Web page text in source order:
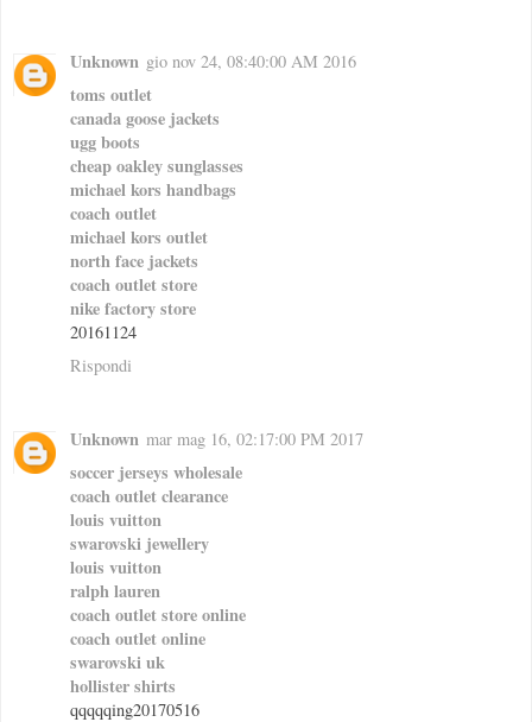
Unknown gio nov 24, 08:40:00 AM 2016
toms outlet
canada goose jackets
ugg boots
cheap oakley sunglasses
michael kors handbags
coach outlet
michael kors outlet
north face jackets
coach outlet store
nike factory store
20161124
Rispondi
Unknown mar mag 16, 02:17:00 PM 2017
soccer jerseys wholesale
coach outlet clearance
louis vuitton
swarovski jewellery
louis vuitton
ralph lauren
coach outlet store online
coach outlet online
swarovski uk
hollister shirts
qqqqqing20170516